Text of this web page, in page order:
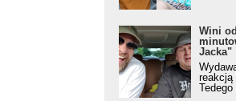
Wini
Jacka"
reakcją